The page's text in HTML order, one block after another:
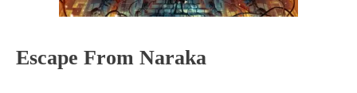
Escape From Naraka